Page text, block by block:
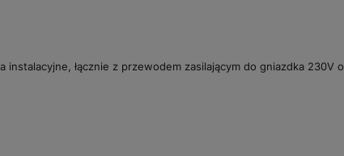
łącznie z przewodem zasilającym do gniazdka 230V o